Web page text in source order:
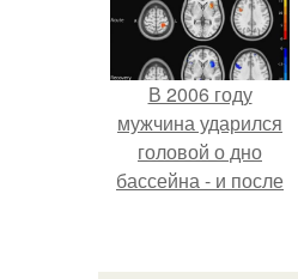
В 2006 году
мужчина ударился
головой о дно
бассейна - и после
странным образом.